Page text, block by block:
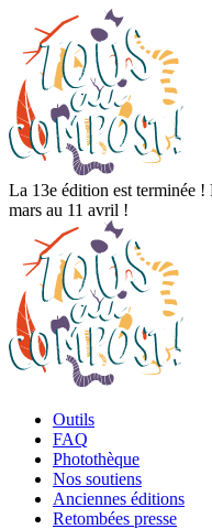
La 13e édition est terminée
mars au 11 avril !
Outils
FAQ
Photothèque
Nos soutiens
Anciennes éditions
Retombées presse